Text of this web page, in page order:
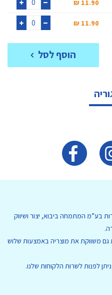
11.90 ₪‎
-
+
11.90 ₪‎
הוסף לסל
בע”מ המתמחה ביבוא, יצור ושיווק
גם משווקת את מוצריה באמצעות שלוש
לפנות לשרות הלקוחות שלנו.